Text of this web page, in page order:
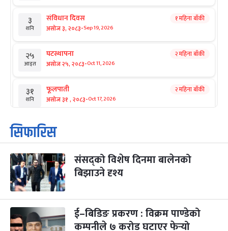
३
शनि
संविधान दिवस
असोज ३, २०८३-Sep 19, 2026
१ महिना बाँकी
२५
आइत
घटस्थापना
असोज २५, २०८३-Oct 11, 2026
२ महिना बाँकी
३१
शनि
फूलपाती
असोज ३१ , २०८३-Oct 17, 2026
२ महिना बाँकी
१
आइत
कार्तिक सङ्क्रान्ति
कार्तिक १, २०८३
३
मंगल
महानवमी
कार्तिक ३, २०८३-Oct 20, 2026
२ महिना बाँकी
४
बुध कार्तिक ४, २०८३ -Oct 21, 2026
सिफारिस
संसद्को विशेष दिनमा बालेनको
बिझाउने दृश्य
ई–बिडिङ प्रकरण : विक्रम पाण्डेको
कम्पनीले ७ करोड घटाएर फेर्‍यो